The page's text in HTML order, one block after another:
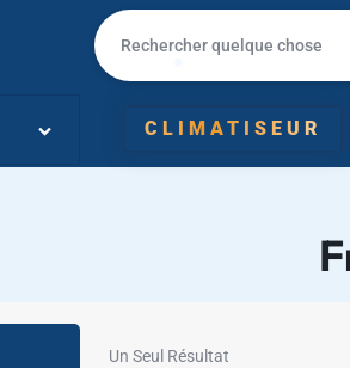
CLIMATISEUR
Un Seul Résultat